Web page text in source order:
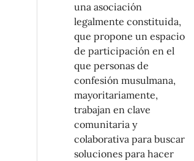
una asociación
legalmente constituida,
que propone un espacio
de participación en el
que personas de
confesión musulmana,
mayoritariamente,
trabajan en clave
comunitaria y
colaborativa para buscar
soluciones para hacer